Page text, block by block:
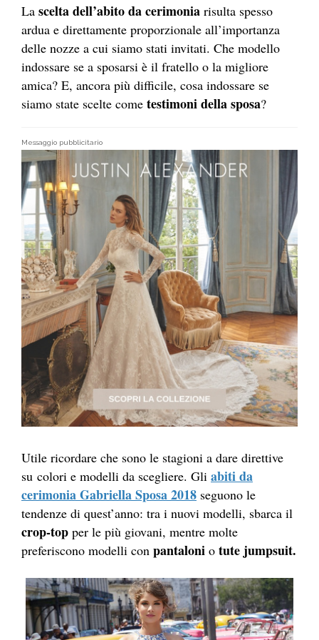
La scelta dell’abito da cerimonia risulta spesso
ardua e direttamente proporzionale all’importanza
delle nozze a cui siamo stati invitati. Che modello
indossare se a sposarsi è il fratello o la migliore
amica? E, ancora più difficile, cosa indossare se
siamo state scelte come testimoni della sposa?
Messaggio pubblicitario
Utile ricordare che sono le stagioni a dare direttive
su colori e modelli da scegliere. Gli abiti da
cerimonia Gabriella Sposa 2018 seguono le
tendenze di quest’anno: tra i nuovi modelli, sbarca il
crop-top per le più giovani, mentre molte
preferiscono modelli con pantaloni o tute jumpsuit.